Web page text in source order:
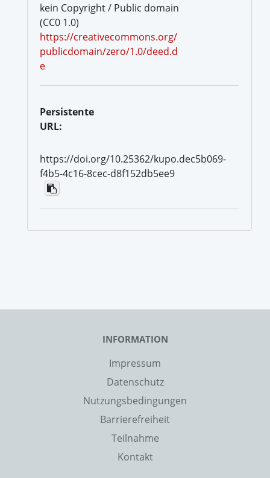
kein Copyright / Public domain
(CC0 1.0)
https://creativecommons.org/
publicdomain/zero/1.0/deed.d
e
Persistente
URL:
https://doi.org/10.25362/kupo.dec5b069-
f4b5-4c16-8cec-d8f152db5ee9
INFORMATION
Impressum
Datenschutz
Nutzungsbedingungen
Barrierefreiheit
Teilnahme
Kontakt